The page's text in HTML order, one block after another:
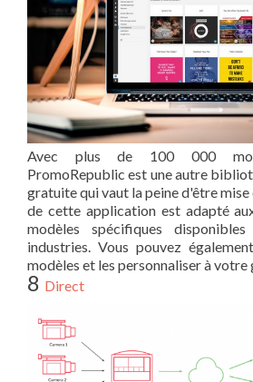
Avec plus de 100 000
PromoRepublic est une autre
gratuite qui vaut la peine d'être mise
de cette application est adapté
modèles spécifiques
industries. Vous pouvez
modèles et les personnaliser à votre
8 Direct